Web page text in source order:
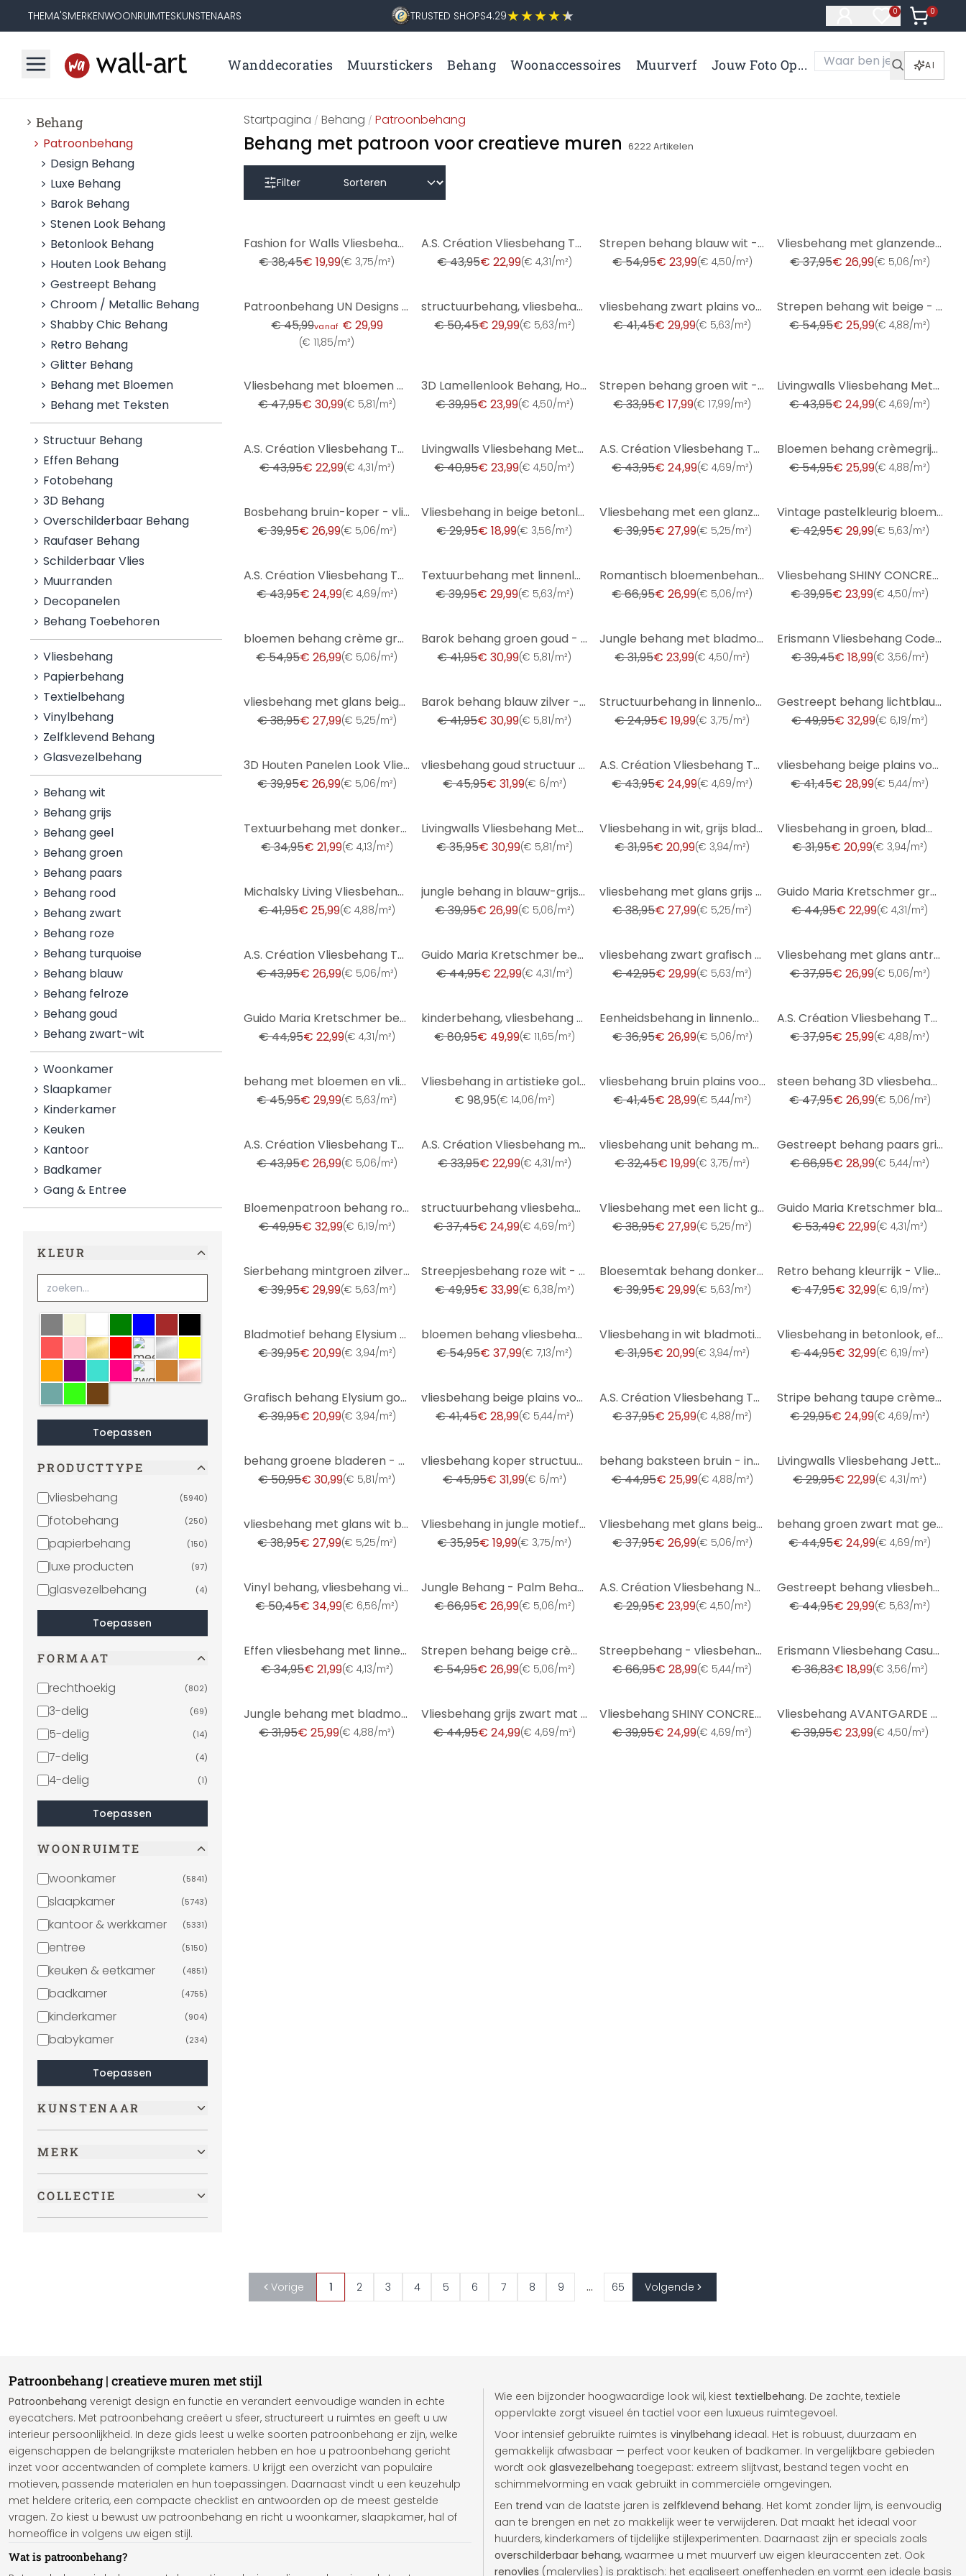
THEMA'SMERKENWOONRUIMTESKUNSTENAARS TRUSTED SHOPS4.29 0
Artikelen in
0
Artikelen
Wanddecoraties Muurstickers Behang Woonaccessoires Muurverf Jouw Foto Op... AI
Behang
Patroonbehang
Design Behang
Luxe Behang
Barok Behang
Stenen Look Behang
Betonlook Behang
Houten Look Behang
Gestreept Behang
Chroom / Metallic Behang
Shabby Chic Behang
Retro Behang
Glitter Behang
Behang met Bloemen
Behang met Teksten
Structuur Behang
Effen Behang
Fotobehang
3D Behang
Overschilderbaar Behang
Raufaser Behang
Schilderbaar Vlies
Muurranden
Decopanelen
Behang Toebehoren
Vliesbehang
Papierbehang
Textielbehang
Vinylbehang
Zelfklevend Behang
Glasvezelbehang
Behang wit
Behang grijs
Behang geel
Behang groen
Behang paars
Behang rood
Behang zwart
Behang roze
Behang turquoise
Behang blauw
Behang felroze
Behang goud
Behang zwart-wit
Woonkamer
Slaapkamer
Kinderkamer
Keuken
Kantoor
Badkamer
Gang & Entree
KLEUR
lichtroze
goud roodmeerkleurig
zilver
turquoise
rozezwart-wit
bronskoper
Toepassen
PRODUCTTYPE
vliesbehang (5940)
fotobehang (250)
papierbehang (150)
luxe producten (97)
glasvezelbehang (4)
Toepassen
FORMAAT
rechthoekig (802)
3-delig (69)
5-delig (14)
7-delig (4)
4-delig (1)
Toepassen
WOONRUIMTE
woonkamer (5841)
slaapkamer (5743)
kantoor & werkkamer (5331)
entree (5150)
keuken & eetkamer (4851)
badkamer (4755)
kinderkamer (904)
babykamer (234)
Toepassen
KUNSTENAAR
MERK
COLLECTIE
Startpagina / Behang / Patroonbehang
Behang met patroon voor creatieve muren 6222Artikelen
Filter
Fashion for Walls Vliesbehang Guido Maria Kretschmer
€ 38,45€ 19,99(€ 3,75/m²)
A.S. Création Vliesbehang The BOS - Battle of Style Baksteen Look Bruin, Beige, Grijs
€ 43,95€ 22,99(€ 4,31/m²)
Strepen behang blauw wit - vliesbehang kunst A.S. Création - mat en licht gestructureerd
€ 54,95€ 23,99(€ 4,50/m²)
Vliesbehang met glanzende grove structuur groen betonlook
€ 37,95€ 26,99(€ 5,06/m²)
Patroonbehang UN Designs - Fleur de Paris
€ 45,99vanaf € 29,99
(€ 11,85/m²)
structuurbehang, vliesbehang koper
€ 50,45€ 29,99(€ 5,63/m²)
vliesbehang zwart plains voor woonkamer slaapkamer behang marburg
€ 41,45€ 29,99(€ 5,63/m²)
Strepen behang wit beige - vliesbehang kunstbehang A.S. Création - mat en licht getextureerd
€ 54,95€ 25,99(€ 4,88/m²)
Vliesbehang met bloemen geelgroen - bloemenbehang in retrostijl - vintage Patroonbehang
€ 47,95€ 30,99(€ 5,81/m²)
3D Lamellenlook Behang, Houtlook Vliesbehang van A.S. Creation, Beige, Zwart, Bruin
€ 39,95€ 23,99(€ 4,50/m²)
Strepen behang groen wit - vliesbehang A.S. Création
€ 33,95€ 17,99(€ 17,99/m²)
Livingwalls Vliesbehang Metropolitan Stories Barok St. Petersburg
€ 43,95€ 24,99(€ 4,69/m²)
A.S. Création Vliesbehang The BOS - Battle of Style Jungle Look Zwart, Oranje, Turquoise
€ 43,95€ 22,99(€ 4,31/m²)
Livingwalls Vliesbehang Metropolitan Stories Jungle
€ 40,95€ 23,99(€ 4,50/m²)
A.S. Création Vliesbehang The BOS - Battle of Style Baksteen Look Rood, Oranje
€ 43,95€ 24,99(€ 4,69/m²)
Bloemen behang crèmegrijs - vliesbehang landelijke stijl A.S. Création - mat licht structuur
€ 54,95€ 25,99(€ 4,88/m²)
Bosbehang bruin-koper - vliesbehang met natuurmotief
€ 39,95€ 26,99(€ 5,06/m²)
Vliesbehang in beige betonlook used look effen
€ 29,95€ 18,99(€ 3,56/m²)
Vliesbehang met een glanzende, grove structuur antraciet gipslook
€ 39,95€ 27,99(€ 5,25/m²)
Vintage pastelkleurig bloemenbehang - bloemenpatroon behang retro - vliesbehang
€ 42,95€ 29,99(€ 5,63/m²)
A.S. Création Vliesbehang The BOS - Battle of Style Jungle Look Wit, Groen, Lila, Roze
€ 43,95€ 24,99(€ 4,69/m²)
Textuurbehang met linnenlook Beige Crème - Geometrisch monster
€ 39,95€ 29,99(€ 5,63/m²)
Romantisch bloemenbehang duurzaam vliesbehang Floral by A.S. Création Rosa Orange 386363
€ 66,95€ 26,99(€ 5,06/m²)
Vliesbehang SHINY CONCRETE Elle Decoration 4, blauw
€ 39,95€ 23,99(€ 4,50/m²)
bloemen behang crème groen - vliesbehang landelijke stijl A.S. Création - mat en licht gestructureer
€ 54,95€ 26,99(€ 5,06/m²)
Barok behang groen goud - Vliesbehang met monster - elegant patroonbehang
€ 41,95€ 30,99(€ 5,81/m²)
Jungle behang met bladmotief beige bruin - exotisch Vliesbehang modern & elegant
€ 31,95€ 23,99(€ 4,50/m²)
Erismann Vliesbehang Code Nature Beige
€ 39,45€ 18,99(€ 3,56/m²)
vliesbehang met glans beige betonlook
€ 38,95€ 27,99(€ 5,25/m²)
Barok behang blauw zilver - Vliesbehang met Patroonbehang - glanzend Patroonbehang
€ 41,95€ 30,99(€ 5,81/m²)
Structuurbehang in linnenlook bruin - subtiel Vliesbehang modern & elegant
€ 24,95€ 19,99(€ 3,75/m²)
Gestreept behang lichtblauw wit - Vliesbehang strepen voor kinderkamers & meer
€ 49,95€ 32,99(€ 6,19/m²)
3D Houten Panelen Look Vliesbehang, Scandinavisch Houtlook Behang van A.S. Creation, Bruin, Zwart
€ 39,95€ 26,99(€ 5,06/m²)
vliesbehang goud structuur voor woonkamer slaapkamer behang marburg
€ 45,95€ 31,99(€ 6/m²)
A.S. Création Vliesbehang The BOS - Battle of Style Jungle Look Petrol, Blauw, Geel, Groen
€ 43,95€ 24,99(€ 4,69/m²)
vliesbehang beige plains voor woonkamer slaapkamer behang marburg
€ 41,45€ 28,99(€ 5,44/m²)
Textuurbehang met donkerblauwe textiellook - Elegant Vliesbehang - Modern wandontwerp
€ 34,95€ 21,99(€ 4,13/m²)
Livingwalls Vliesbehang Metropolitan Stories
€ 35,95€ 30,99(€ 5,81/m²)
Vliesbehang in wit, grijs bladmotief bladlook bloemige natuur
€ 31,95€ 20,99(€ 3,94/m²)
Vliesbehang in groen, bladmotief bladlook bloemige natuur
€ 31,95€ 20,99(€ 3,94/m²)
Michalsky Living Vliesbehang Dream Again
€ 41,95€ 25,99(€ 4,88/m²)
jungle behang in blauw-grijs - vliesbehang met tropische flair
€ 39,95€ 26,99(€ 5,06/m²)
vliesbehang met glans grijs betonlook
€ 38,95€ 27,99(€ 5,25/m²)
Guido Maria Kretschmer grafisch behang Waves of Light Fashion for Walls 5 beige
€ 44,95€ 22,99(€ 4,31/m²)
A.S. Création Vliesbehang The BOS - Battle of Style Jungle Look Wit, Groen, Rood, Beige
€ 43,95€ 26,99(€ 5,06/m²)
Guido Maria Kretschmer behang met bloemmotief Floral Glow Fashion for Walls 5 beige
€ 44,95€ 22,99(€ 4,31/m²)
vliesbehang zwart grafisch voor woonkamer slaapkamer behang marburg
€ 42,95€ 29,99(€ 5,63/m²)
Vliesbehang met glans antraciet betonlook
€ 37,95€ 26,99(€ 5,06/m²)
Guido Maria Kretschmer behang met bloemmotief Floral Glow Fashion for Walls 5 goud
€ 44,95€ 22,99(€ 4,31/m²)
kinderbehang, vliesbehang met illustratie Kids Walls wit, groen
€ 80,95€ 49,99(€ 11,65/m²)
Eenheidsbehang in linnenlook saliegroen - structuurbehang voor tijdloze elegantie
€ 36,95€ 26,99(€ 5,06/m²)
A.S. Création Vliesbehang The BOS - Battle of Style Bloemetjesbehang Blauw, Goud, Petrol
€ 37,95€ 25,99(€ 4,88/m²)
behang met bloemen en vliesbehang Kumano beige
€ 45,95€ 29,99(€ 5,63/m²)
Vliesbehang in artistieke golflook en beige, rode golf
€ 98,95(€ 14,06/m²)
vliesbehang bruin plains voor woonkamer slaapkamer behang marburg
€ 41,45€ 28,99(€ 5,44/m²)
steen behang 3D vliesbehang beige - vliesbehang steen look modern voor woonkamer, hal
€ 47,95€ 26,99(€ 5,06/m²)
A.S. Création Vliesbehang The BOS - Battle of Style - Bloemenbehang Wit, Zilver, Oranje
€ 43,95€ 26,99(€ 5,06/m²)
A.S. Création Vliesbehang met Glitter Memory 3
€ 33,95€ 22,99(€ 4,31/m²)
vliesbehang unit behang met fijne structuur in zwart
€ 32,45€ 19,99(€ 3,75/m²)
Gestreept behang paars grijs PVC-vrij - vliesbehang gestreept van A.S. Création 386654
€ 66,95€ 28,99(€ 5,44/m²)
Bloemenpatroon behang roze wit - bloemen behang speels
€ 49,95€ 32,99(€ 6,19/m²)
structuurbehang vliesbehang Novamur Jackie beige
€ 37,45€ 24,99(€ 4,69/m²)
Vliesbehang met een licht glanzende beige effen structuur
€ 38,95€ 27,99(€ 5,25/m²)
Guido Maria Kretschmer bladmotief behang Yamato Fashion for Walls 5 bruin
€ 53,49€ 22,99(€ 4,31/m²)
Sierbehang mintgroen zilver - glanzend Vliesbehang met monster
€ 39,95€ 29,99(€ 5,63/m²)
Streepjesbehang roze wit - delicaat behang met streepjespatroon
€ 49,95€ 33,99(€ 6,38/m²)
Bloesemtak behang donkergroen goud wit - aziatisch bloemmotief - Vliesbehang
€ 39,95€ 29,99(€ 5,63/m²)
Retro behang kleurrijk - Vliesbehang bloemen retro stijl - vintage patroonbehang
€ 47,95€ 32,99(€ 6,19/m²)
Bladmotief behang Elysium bruin
€ 39,95€ 20,99(€ 3,94/m²)
bloemen behang vliesbehang Kumano goud
€ 54,95€ 37,99(€ 7,13/m²)
Vliesbehang in wit bladmotief bladlook bloemige natuur
€ 31,95€ 20,99(€ 3,94/m²)
Vliesbehang in betonlook, effen groen structuur
€ 44,95€ 32,99(€ 6,19/m²)
Grafisch behang Elysium goud
€ 39,95€ 20,99(€ 3,94/m²)
vliesbehang beige plains voor woonkamer slaapkamer behang marburg
€ 41,45€ 28,99(€ 5,44/m²)
A.S. Création Vliesbehang The BOS - Battle of Style Rood, Goud, Metallic
€ 37,95€ 25,99(€ 4,88/m²)
Stripe behang taupe crème wit - Vliesbehang met textuur elegant & modern
€ 29,95€ 24,99(€ 4,69/m²)
behang groene bladeren - bloemetjes woonkamer vliesbehang keuken
€ 50,95€ 30,99(€ 5,81/m²)
vliesbehang koper structuur voor woonkamer slaapkamer behang marburg
€ 45,95€ 31,99(€ 6/m²)
behang baksteen bruin - industrieel behang stenen muur - Vliesbehang steen optiek
€ 44,95€ 25,99(€ 4,88/m²)
Livingwalls Vliesbehang Jette Joop 5 - Glitter Behang
€ 29,95€ 22,99(€ 4,31/m²)
vliesbehang met glans wit betonlook
€ 38,95€ 27,99(€ 5,25/m²)
Vliesbehang in jungle motief in blauw, grijs
€ 35,95€ 19,99(€ 3,75/m²)
Vliesbehang met glans beige effen
€ 37,95€ 26,99(€ 5,06/m²)
behang groen zwart mat gestreept - scandinavisch modern vliesbehang paneel look
€ 44,95€ 24,99(€ 4,69/m²)
Vinyl behang, vliesbehang vintage deluxe goud
€ 50,45€ 34,99(€ 6,56/m²)
Jungle Behang - Palm Behang van A.S. Création Donkergrijs Beige 386383
€ 66,95€ 26,99(€ 5,06/m²)
A.S. Création Vliesbehang New Strepen Behang
€ 29,95€ 23,99(€ 4,50/m²)
Gestreept behang vliesbehang Shades Iconic wit groen
€ 44,95€ 29,99(€ 5,63/m²)
Effen vliesbehang met linnenstructuur vanillegeel - eenkleurig vliesbehang voor woonkamer en keuken
€ 34,95€ 21,99(€ 4,13/m²)
Strepen behang beige crème - vliesbehang kunst A.S. Création - mat en licht structuurloos
€ 54,95€ 26,99(€ 5,06/m²)
Streepbehang - vliesbehang country house by A.S. Création beige wit duurzaam 386652
€ 66,95€ 28,99(€ 5,44/m²)
Erismann Vliesbehang Casual Chic Blauw
€ 36,83€ 18,99(€ 3,56/m²)
Jungle behang met bladmotief crème beige - modern Vliesbehang discreet & elegant
€ 31,95€ 25,99(€ 4,88/m²)
Vliesbehang grijs zwart mat gestreept - modern skandi behang met houten panelen
€ 44,95€ 24,99(€ 4,69/m²)
Vliesbehang SHINY CONCRETE Elle Decoration 4, oker
€ 39,95€ 24,99(€ 4,69/m²)
Vliesbehang AVANTGARDE Elle Decoration 4, petrol
€ 39,95€ 23,99(€ 4,50/m²)
Vorige 1 2 3 4 5 6 7 8 9 ... 65 Volgende
Patroonbehang | creatieve muren met stijl
Patroonbehang verenigt design en functie en verandert eenvoudige wanden in echte
eyecatchers. Met patroonbehang creëert u sfeer, structureert u ruimtes en geeft u uw
interieur persoonlijkheid. In deze gids leest u welke soorten patroonbehang er zijn, welke
eigenschappen de belangrijkste materialen hebben en hoe u patroonbehang gericht
inzet voor accentwanden of complete kamers. U krijgt een overzicht van populaire
motieven, passende materialen en hun toepassingen. Daarnaast vindt u een keuzehulp
met heldere criteria, een compacte checklist en antwoorden op de meest gestelde
vragen. Zo kiest u bewust uw patroonbehang en richt u woonkamer, slaapkamer, hal of
homeoffice in volgens uw eigen stijl.
Wat is patroonbehang?
Wie een bijzonder hoogwaardige look wil, kiest textielbehang. De zachte, textiele
oppervlakte zorgt visueel én tactiel voor een luxueus ruimtegevoel.
Voor intensief gebruikte ruimtes is vinylbehang ideaal. Het is robuust, duurzaam en
gemakkelijk afwasbaar — perfect voor keuken of badkamer. In vergelijkbare gebieden
wordt ook glasvezelbehang toegepast: extreem slijtvast, bestand tegen vocht en
schimmelvorming en vaak gebruikt in commerciële omgevingen.
Een trend van de laatste jaren is zelfklevend behang. Het komt zonder lijm, is eenvoudig
aan te brengen en net zo makkelijk weer te verwijderen. Dat maakt het ideaal voor
huurders, kinderkamers of tijdelijke stijlexperimenten. Daarnaast zijn er specials zoals
overschilderbaar behang, waarmee u met muurverf uw eigen kleuraccenten zet. Ook
renovlies (malervlies) is praktisch: het egaliseert oneffenheden en vormt een ideale basis